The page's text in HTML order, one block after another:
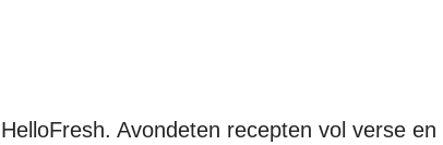
Avondeten recepten vol verse